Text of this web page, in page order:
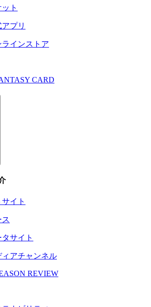
ト
アプリ
ラインストア
CARD
イト
タサイト
ィアチャンネル
REVIEW